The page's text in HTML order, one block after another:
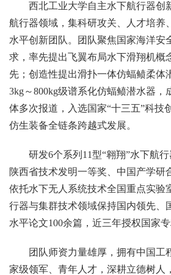
西北工业大学自主水下航行器创
航行器领域，集科研攻关、人才培养
水平创新团队。团队聚焦国家海洋安
求，率先提出飞翼布局水下滑翔机概
先；创造性提出滑扑一体仿蝠鲼柔体
3kg～800kg级谱系化仿蝠鲼潜水器，
体多次报道，入选国家“十三五”科技
仿生装备全链条跨越式发展。
研发6个系列11型“翱翔”水下航
陕西省技术发明一等奖、中国产学研
依托水下无人系统技术全国重点实验
行器与集群技术领域保持国内领先、
水平论文100余篇，近三年授权国家专
团队师资力量雄厚，拥有中国工
家级领军、青年人才，深耕立德树人